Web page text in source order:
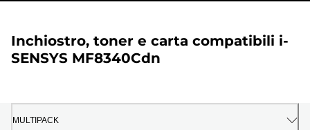
Inchiostro, toner e carta compatibili i-
SENSYS MF8340Cdn
MULTIPACK